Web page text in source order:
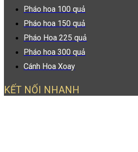
Pháo hoa 100 quả
Pháo hoa 150 quả
Pháo Hoa 225 quả
Pháo hoa 300 quả
Cánh Hoa Xoay
KẾT NỐI NHANH